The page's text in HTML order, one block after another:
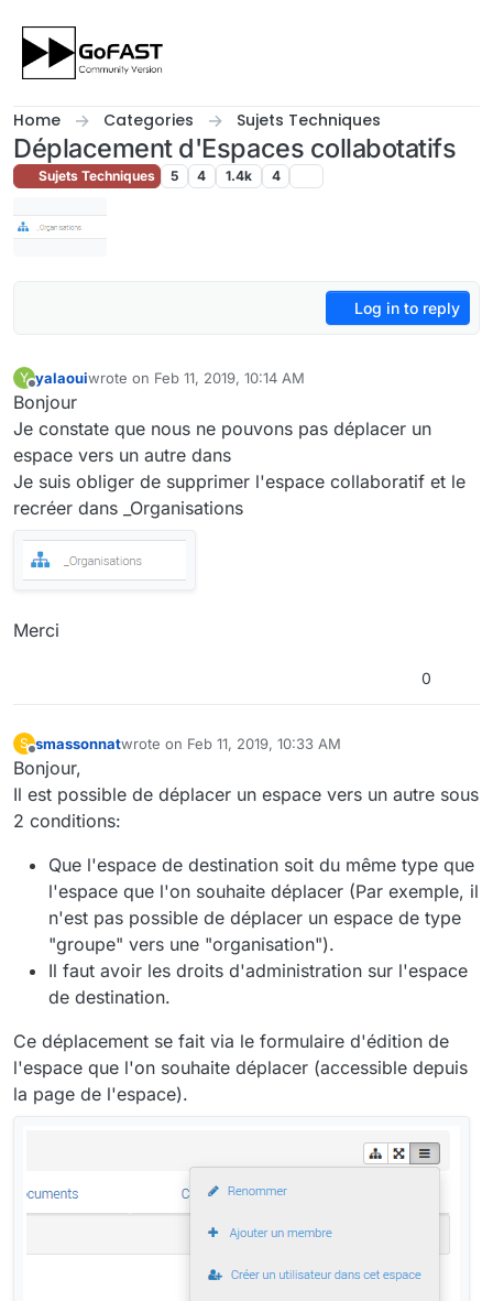
Home Categories Sujets Techniques
Déplacement d'Espaces collabotatifs
Sujets Techniques 5 4 1.4k 4
Log in to reply
Y
Offline
yalaouiwrote on Feb 11, 2019, 10:14 AM
last edited by
Bonjour
Je constate que nous ne pouvons pas déplacer un
espace vers un autre dans
Je suis obliger de supprimer l'espace collaboratif et le
recréer dans _Organisations
Merci
0
S
Offline
smassonnatwrote on Feb 11, 2019, 10:33 AM
last edited by
Bonjour,
Il est possible de déplacer un espace vers un autre sous
2 conditions:
Que l'espace de destination soit du même type que
l'espace que l'on souhaite déplacer (Par exemple, il
n'est pas possible de déplacer un espace de type
"groupe" vers une "organisation").
Il faut avoir les droits d'administration sur l'espace
de destination.
Ce déplacement se fait via le formulaire d'édition de
l'espace que l'on souhaite déplacer (accessible depuis
la page de l'espace).